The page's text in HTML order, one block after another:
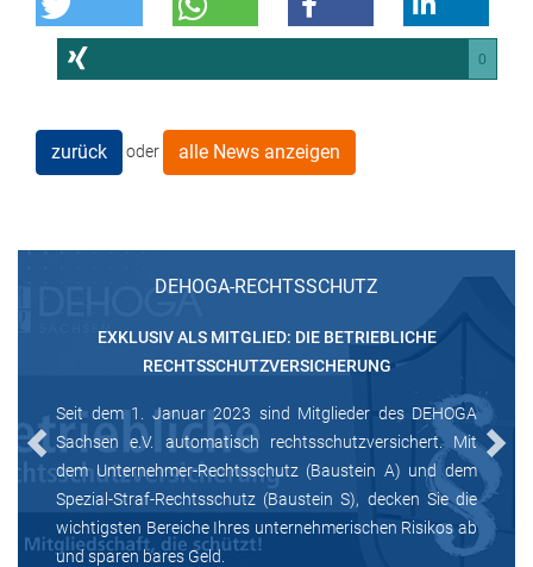
0
zurück oder alle News anzeigen
DEHOGA-RECHTSSCHUTZ
EXKLUSIV ALS MITGLIED: DIE BETRIEBLICHE
RECHTSSCHUTZVERSICHERUNG
Seit dem 1. Januar 2023 sind Mitglieder des DEHOGA
Sachsen e.V. automatisch rechtsschutzversichert. Mit
dem Unternehmer-Rechtsschutz (Baustein A) und dem
Spezial-Straf-Rechtsschutz (Baustein S), decken Sie die
wichtigsten Bereiche Ihres unternehmerischen Risikos ab
und sparen bares Geld.
Previous Next